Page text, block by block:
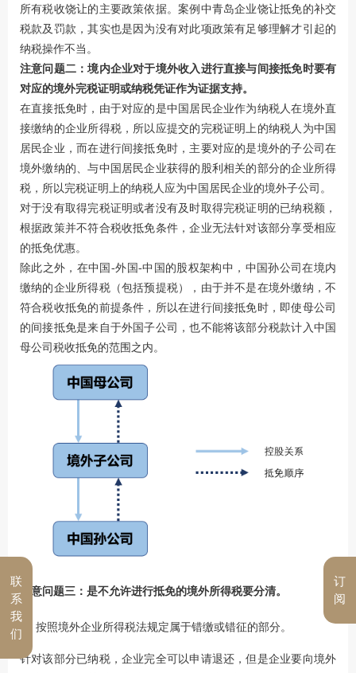
所有税收饶让的主要政策依据。案例中青岛企业饶让抵免的补交
税款及罚款，其实也是因为没有对此项政策有足够理解才引起的
纳税操作不当。
注意问题二：境内企业对于境外收入进行直接与间接抵免时要有
对应的境外完税证明或纳税凭证作为证据支持。
在直接抵免时，由于对应的是中国居民企业作为纳税人在境外直
接缴纳的企业所得税，所以应提交的完税证明上的纳税人为中国
居民企业，而在进行间接抵免时，主要对应的是境外的子公司在
境外缴纳的、与中国居民企业获得的股利相关的部分的企业所得
税，所以完税证明上的纳税人应为中国居民企业的境外子公司。
对于没有取得完税证明或者没有及时取得完税证明的已纳税额，
根据政策并不符合税收抵免条件，企业无法针对该部分享受相应
的抵免优惠。
除此之外，在中国-外国-中国的股权架构中，中国孙公司在境内
缴纳的企业所得税（包括预提税），由于并不是在境外缴纳，不
符合税收抵免的前提条件，所以在进行间接抵免时，即使母公司
的间接抵免是来自于外国子公司，也不能将该部分税款计入中国
母公司税收抵免的范围之内。
注意问题三：是不允许进行抵免的境外所得税要分清。
按照境外企业所得税法规定属于错缴或错征的部分。
针对该部分已纳税，企业完全可以申请退还，但是企业要向境外
订
阅
联
系
我
们